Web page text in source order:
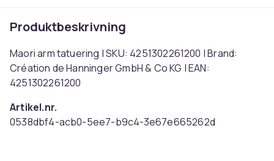
Produktbeskrivning
Maori arm tatuering | SKU: 4251302261200 | Brand:
Création de Hanninger GmbH & Co KG | EAN:
4251302261200
Artikel.nr.
0538dbf4-acb0-5ee7-b9c4-3e67e665262d